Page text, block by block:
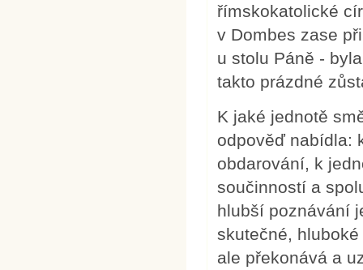
římskokatolické
v Dombes zase
u stolu Páně -
takto prázdné
K jaké jednotě
odpověď nabídla:
obdarování, k
součinností a
hlubší poznávání
skutečné,
ale překonává a